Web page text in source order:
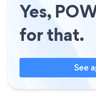
Yes,
for that.
See